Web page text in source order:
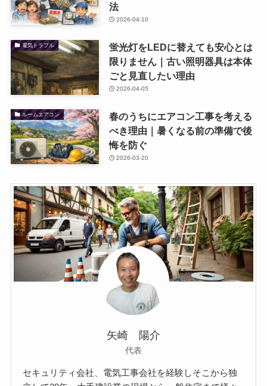
法
2026-04-10
電気トラブル
蛍光灯をLEDに替えても安心とは
限りません｜古い照明器具は本体
ごと見直したい理由
2026-04-05
ルームエアコン
春のうちにエアコン工事を考える
べき理由｜暑くなる前の準備で後
悔を防ぐ
2026-03-20
矢崎 陽介
代表
セキュリティ会社、電気工事会社を経験しそこから独